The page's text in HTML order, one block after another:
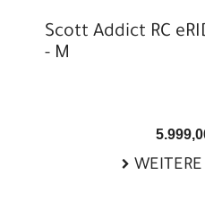
Scott Addict RC
- M